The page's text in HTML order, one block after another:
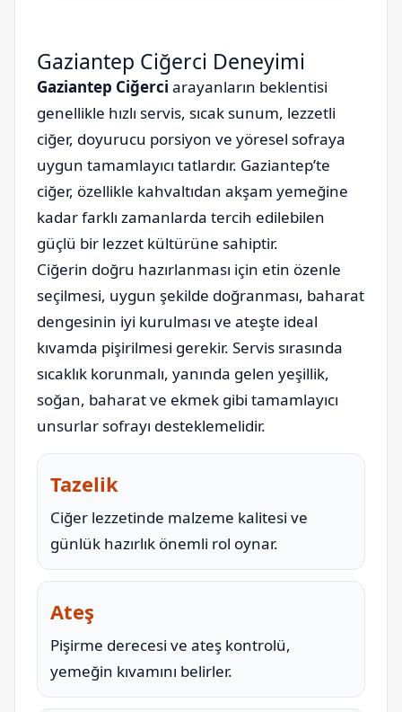
Gaziantep Ciğerci Deneyimi
Gaziantep Ciğerci arayanların beklentisi
genellikle hızlı servis, sıcak sunum, lezzetli
ciğer, doyurucu porsiyon ve yöresel sofraya
uygun tamamlayıcı tatlardır. Gaziantep’te
ciğer, özellikle kahvaltıdan akşam yemeğine
kadar farklı zamanlarda tercih edilebilen
güçlü bir lezzet kültürüne sahiptir.
Ciğerin doğru hazırlanması için etin özenle
seçilmesi, uygun şekilde doğranması, baharat
dengesinin iyi kurulması ve ateşte ideal
kıvamda pişirilmesi gerekir. Servis sırasında
sıcaklık korunmalı, yanında gelen yeşillik,
soğan, baharat ve ekmek gibi tamamlayıcı
unsurlar sofrayı desteklemelidir.
Tazelik
Ciğer lezzetinde malzeme kalitesi ve
günlük hazırlık önemli rol oynar.
Ateş
Pişirme derecesi ve ateş kontrolü,
yemeğin kıvamını belirler.